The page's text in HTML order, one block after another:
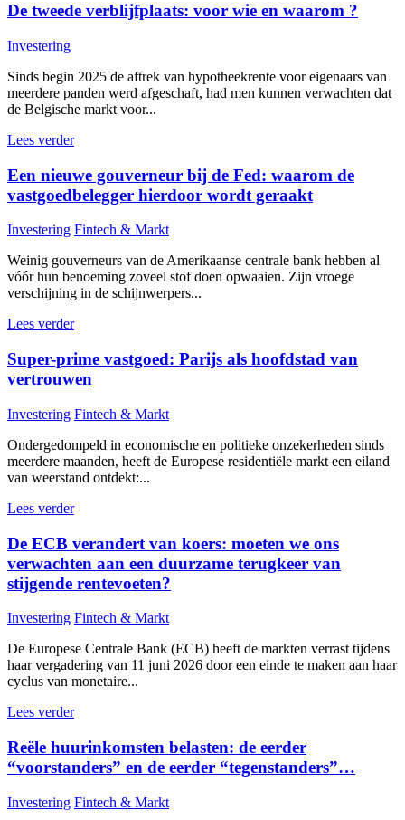
De tweede verblijfplaats: voor wie en waarom ?
Investering
Sinds begin 2025 de aftrek van hypotheekrente voor eigenaars van
meerdere panden werd afgeschaft, had men kunnen verwachten dat
de Belgische markt voor...
Lees verder
Een nieuwe gouverneur bij de Fed: waarom de
vastgoedbelegger hierdoor wordt geraakt
Investering Fintech & Markt
Weinig gouverneurs van de Amerikaanse centrale bank hebben al
vóór hun benoeming zoveel stof doen opwaaien. Zijn vroege
verschijning in de schijnwerpers...
Lees verder
Super-prime vastgoed: Parijs als hoofdstad van
vertrouwen
Investering Fintech & Markt
Ondergedompeld in economische en politieke onzekerheden sinds
meerdere maanden, heeft de Europese residentiële markt een eiland
van weerstand ontdekt:...
Lees verder
De ECB verandert van koers: moeten we ons
verwachten aan een duurzame terugkeer van
stijgende rentevoeten?
Investering Fintech & Markt
De Europese Centrale Bank (ECB) heeft de markten verrast tijdens
haar vergadering van 11 juni 2026 door een einde te maken aan haar
cyclus van monetaire...
Lees verder
Reële huurinkomsten belasten: de eerder
“voorstanders” en de eerder “tegenstanders”…
Investering Fintech & Markt